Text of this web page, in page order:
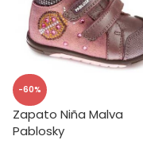
-60%
Zapato Niña Malva
Pablosky